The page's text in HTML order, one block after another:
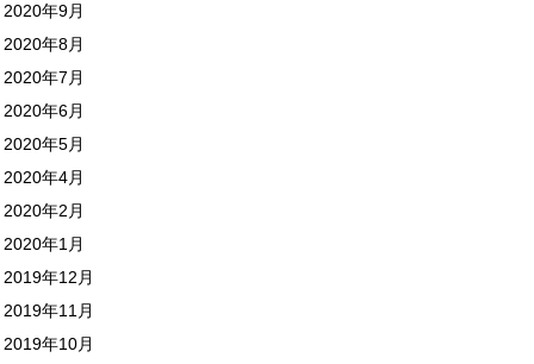
2020年9月
2020年8月
2020年7月
2020年6月
2020年5月
2020年4月
2020年2月
2020年1月
2019年12月
2019年11月
2019年10月